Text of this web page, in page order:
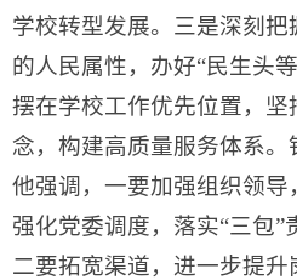
学校转型发展。三是深刻
的人民属性，办好“民生头
摆在学校工作优先位置，坚
念，构建高质量服务体系。
他强调，一要加强组织领导
强化党委调度，落实“三包”
二要拓宽渠道，进一步提